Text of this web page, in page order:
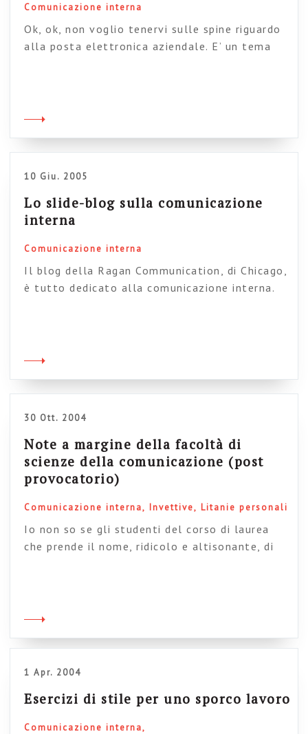
Comunicazione interna
Ok, ok, non voglio tenervi sulle spine riguardo
alla posta elettronica aziendale. E’ un tema
chiamiamola, “epistemologia della mail”; una
definizione. La posta non […]
10 Giu. 2005
Lo slide-blog sulla comunicazione
interna
Comunicazione interna
Il blog della Ragan Communication, di Chicago,
è tutto dedicato alla comunicazione interna.
mi conosce sa bene quanto io sia “sensibile” al
di là della stravagante […]
30 Ott. 2004
Note a margine della facoltà di
scienze della comunicazione (post
provocatorio)
Comunicazione interna Invettive Litanie personali
Io non so se gli studenti del corso di laurea
che prende il nome, ridicolo e altisonante, di
associa ad altre, ancora più bizzarre iniziative
laurea in “comunicazione nella società della
globalizzazione”, […]
1 Apr. 2004
Esercizi di stile per uno sporco lavoro
Comunicazione interna